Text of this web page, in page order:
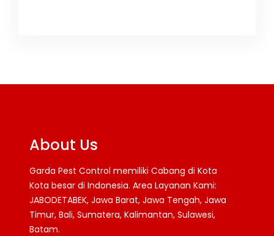
About Us
Garda Pest Control memiliki Cabang di Kota
Kota besar di Indonesia. Area Layanan Kami:
JABODETABEK, Jawa Barat, Jawa Tengah, Jawa
Timur, Bali, Sumatera, Kalimantan, Sulawesi,
Batam.